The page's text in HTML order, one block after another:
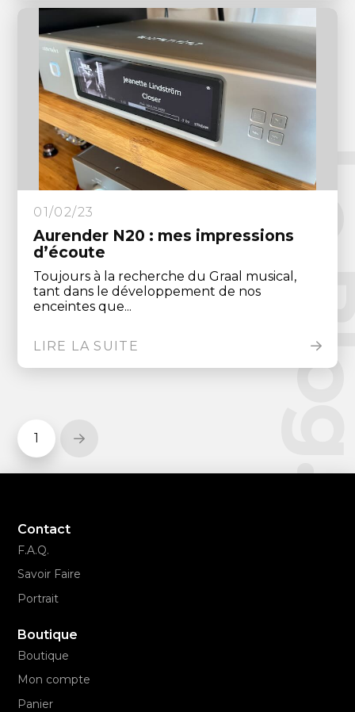
01/02/23
Aurender N20 : mes impressions
d’écoute
Toujours à la recherche du Graal musical,
tant dans le développement de nos
enceintes que...
LIRE LA SUITE
1 Next Le
Contact
F.A.Q.
Savoir Faire
Portrait
Boutique
Boutique
Mon compte
Panier